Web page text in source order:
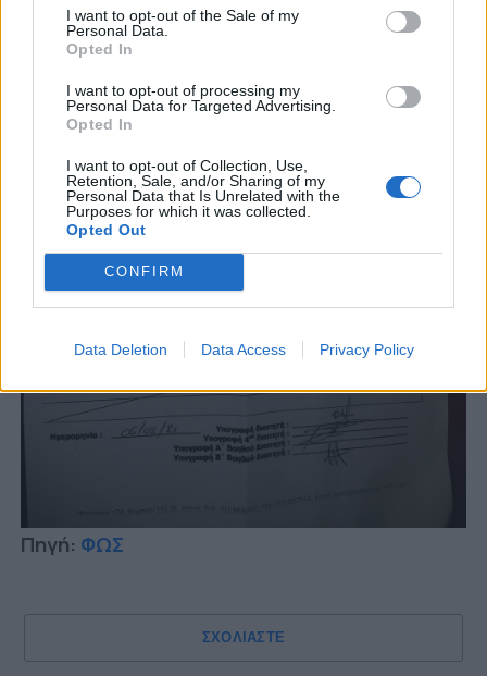
I want to opt-out of the Sale of my
Personal Data.
Opted In
I want to opt-out of processing my
Personal Data for Targeted Advertising.
Opted In
I want to opt-out of Collection, Use,
Retention, Sale, and/or Sharing of my
Personal Data that Is Unrelated with the
Purposes for which it was collected.
Opted Out
CONFIRM
Data Deletion Data Access Privacy Policy
Πηγή: ΦΩΣ
ΣΧΟΛΙΑΣΤΕ